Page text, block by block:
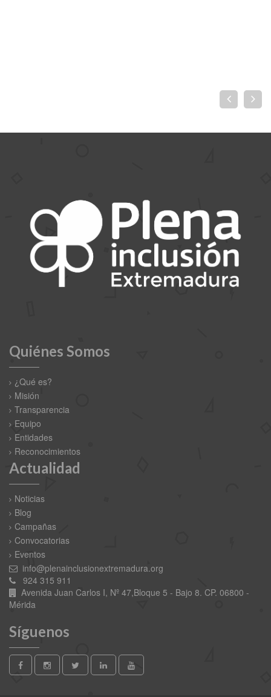
Quiénes Somos
¿Qué es?
Misión
Transparencia
Equipo
Entidades
Reconocimientos
Actualidad
Noticias
Blog
Campañas
Convocatorias
Eventos
info@plenainclusionextremadura.org
924 315 911
Avenida Juan Carlos I, Nº 47,Bloque 5 - Bajo 8. CP. 06800 -
Mérida
Síguenos